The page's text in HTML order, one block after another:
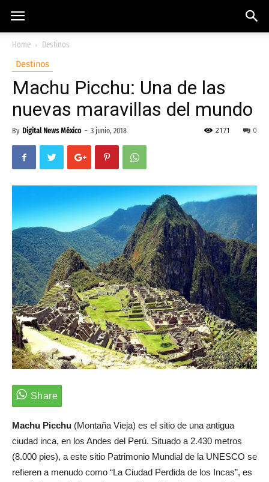
Home
Destinos
Destinos
Machu Picchu: Una de las
nuevas maravillas del mundo
By Digital News México - 3 junio, 2018 0
2171
Machu Picchu (Montaña Vieja) es el sitio de una antigua
ciudad inca, en los Andes del Perú. Situado a 2.430 metros
(8.000 pies), a este sitio Patrimonio Mundial de la UNESCO se
refieren a menudo como “La Ciudad Perdida de los Incas”, es